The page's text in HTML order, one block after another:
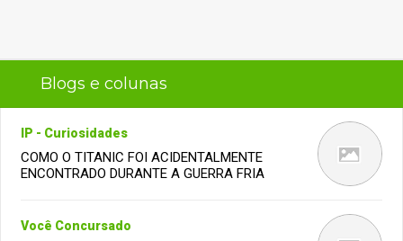
Blogs e colunas
IP - Curiosidades
COMO O TITANIC FOI ACIDENTALMENTE
ENCONTRADO DURANTE A GUERRA FRIA
Você Concursado